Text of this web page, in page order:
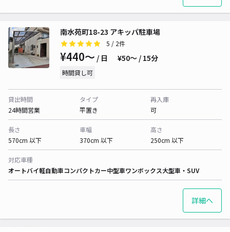
南水苑町18-23 アキッパ駐車場
5 / 2件
¥440〜 / 日 ¥50〜 / 15分
時間貸し可
貸出時間
24時間営業
タイプ
平置き
再入庫
可
長さ
570cm 以下
車幅
370cm 以下
高さ
250cm 以下
対応車種
オートバイ軽自動車コンパクトカー中型車ワンボックス大型車・SUV
詳細へ